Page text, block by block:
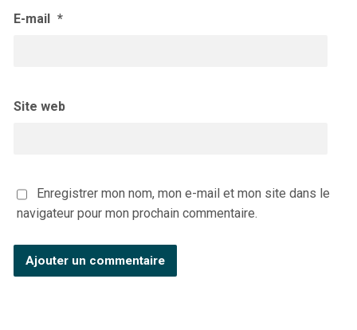
E-mail *
Site web
Enregistrer mon nom, mon e-mail et mon site dans le
navigateur pour mon prochain commentaire.